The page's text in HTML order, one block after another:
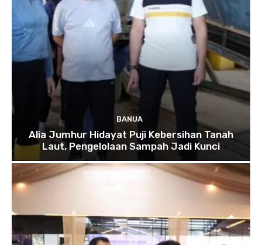
BANUA
Alia Jumhur Hidayat Puji Kebersihan Tanah
Laut, Pengelolaan Sampah Jadi Kunci